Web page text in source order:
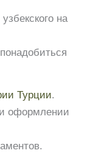
на
Турции.
оформлении